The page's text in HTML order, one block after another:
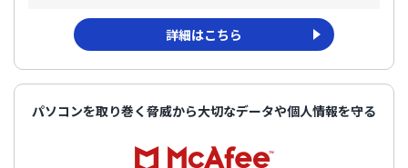
詳細はこちら
パソコンを取り巻く脅威から大切なデータや個人情報を守る